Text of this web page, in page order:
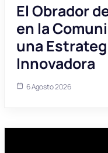
El Obrador
en la
una
Innovadora
6 Agosto 2026